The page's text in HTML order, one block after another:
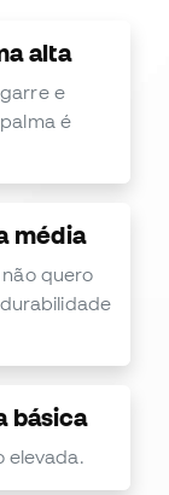
alta
e
é
média
quero
básica
elevada.